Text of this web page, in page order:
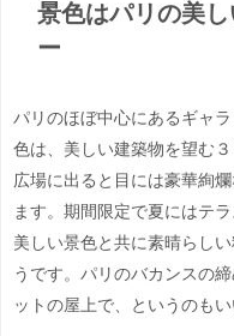
景色はパリの美
ー
パリのほぼ中心にあるギャ
色は、美しい建築物を望む
広場に出ると目には豪華絢
ます。期間限定で夏にはテ
美しい景色と共に素晴らし
うです。パリのバカンスの
ットの屋上で、というのも